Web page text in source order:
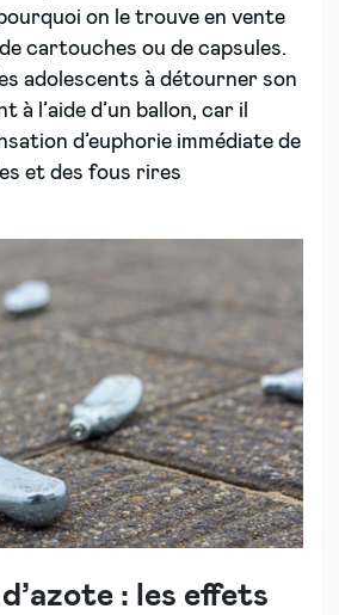
on le trouve en vente
cartouches ou de capsules.
adolescents à détourner son
à l’aide d’un ballon, car il
d’euphorie immédiate de
et des fous rires
: les effets